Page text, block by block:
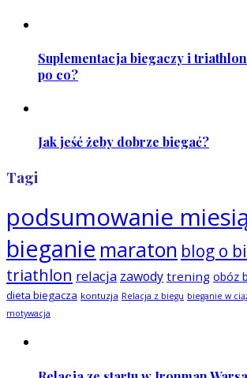
Suplementacja biegaczy i
po co?
Jak jeść żeby dobrze biegać?
Tagi
podsumowanie
bieganie maraton blog o
triathlon relacja zawody trening obóz
dieta biegacza kontuzja Relacja z biegu bieganie w
motywacja